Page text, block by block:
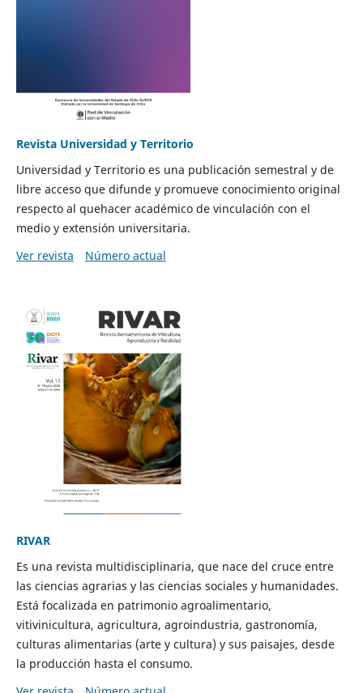
Revista Universidad y Territorio
Universidad y Territorio es una publicación semestral y de
libre acceso que difunde y promueve conocimiento original
respecto al quehacer académico de vinculación con el
medio y extensión universitaria.
Ver revista
Número actual
RIVAR
Es una revista multidisciplinaria, que nace del cruce entre
las ciencias agrarias y las ciencias sociales y humanidades.
Está focalizada en patrimonio agroalimentario,
vitivinicultura, agricultura, agroindustria, gastronomía,
culturas alimentarias (arte y cultura) y sus paisajes, desde
la producción hasta el consumo.